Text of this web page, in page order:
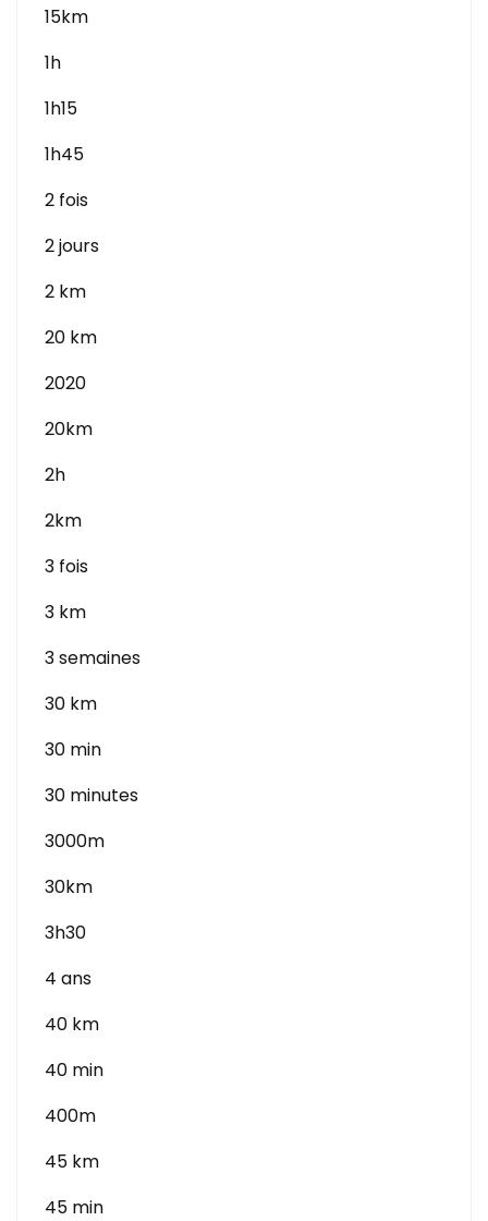
15km
1h
1h15
1h45
2 fois
2 jours
2 km
20 km
2020
20km
2h
2km
3 fois
3 km
3 semaines
30 km
30 min
30 minutes
3000m
30km
3h30
4 ans
40 km
40 min
400m
45 km
45 min